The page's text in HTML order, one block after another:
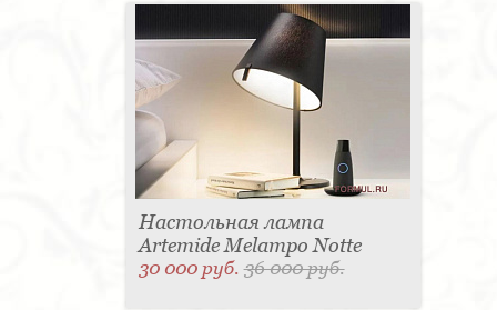
Настольная лампа
Artemide Melampo Notte
30 000 руб.36 000 руб.